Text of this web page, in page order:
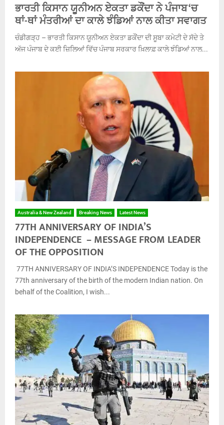
ਭਾਰਤੀ ਕਿਸਾਨ ਯੂਨੀਅਨ ਏਕਤਾ ਡਕੌਂਦਾ ਨੇ ਪੰਜਾਬ ‘ਚ
ਥਾਂ-ਥਾਂ ਮੰਤਰੀਆਂ ਦਾ ਕਾਲੇ ਝੰਡਿਆਂ ਨਾਲ ਕੀਤਾ ਸਵਾਗਤ
ਚੰਡੀਗੜ੍ਹ – ਭਾਰਤੀ ਕਿਸਾਨ ਯੂਨੀਅਨ ਏਕਤਾ ਡਕੌਂਦਾ ਦੀ ਸੂਬਾ ਕਮੇਟੀ ਦੇ ਸੱਦੇ ਤੇ
ਅੱਜ ਪੰਜਾਬ ਦੇ ਕਈ ਜ਼ਿਲਿਆਂ ਵਿੱਚ ਪੰਜਾਬ ਸਰਕਾਰ ਖ਼ਿਲਾਫ਼ ਕਾਲੇ ਝੰਡਿਆਂ ਨਾਲ...
Australia & New Zealand Breaking News Latest News
77TH ANNIVERSARY OF INDIA’S
INDEPENDENCE – MESSAGE FROM LEADER
OF THE OPPOSITION
77TH ANNIVERSARY OF INDIA’S INDEPENDENCE Today is the
77th anniversary of the birth of the modern Indian nation. On
behalf of the Coalition, I wish...